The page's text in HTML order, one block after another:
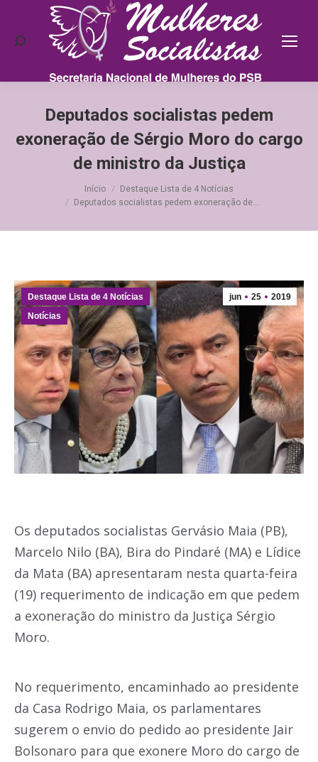
Search:
Deputados socialistas pedem
exoneração de Sérgio Moro do cargo
de ministro da Justiça
Você está aqui:
Início
Destaque Lista de 4 Notícias
Deputados socialistas pedem exoneração de…
jun 25 2019
Destaque Lista de 4 Notícias
Notícias
Os deputados socialistas Gervásio Maia (PB),
Marcelo Nilo (BA), Bira do Pindaré (MA) e Lídice
da Mata (BA) apresentaram nesta quarta-feira
(19) requerimento de indicação em que pedem
a exoneração do ministro da Justiça Sérgio
Moro.
No requerimento, encaminhado ao presidente
da Casa Rodrigo Maia, os parlamentares
sugerem o envio do pedido ao presidente Jair
Bolsonaro para que exonere Moro do cargo de